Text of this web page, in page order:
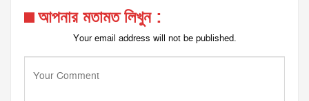
আপনার মতামত লিখুন :
Your email address will not be published.